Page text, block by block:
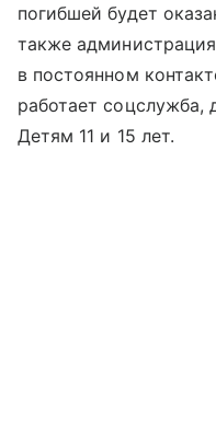
погибшей будет
также
в постоянном
работает соцслужба,
Детям 11 и 15 лет.